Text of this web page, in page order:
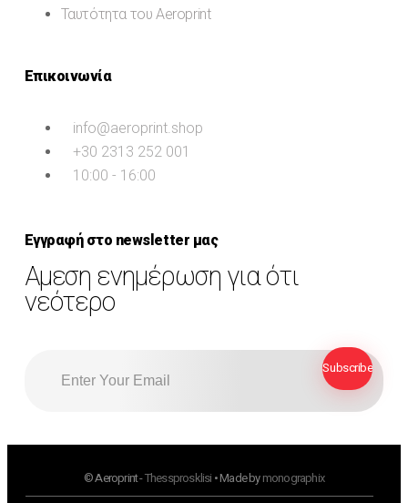
Ταυτότητα του Aeroprint
Επικοινωνία
info@aeroprint.shop
+30 2313 252 001
10:00 - 16:00
Εγγραφή στο newsletter μας
Αμεση ενημέρωση για ότι
νεότερο
© Aeroprint -Thessprosklisi • Made bymonographix